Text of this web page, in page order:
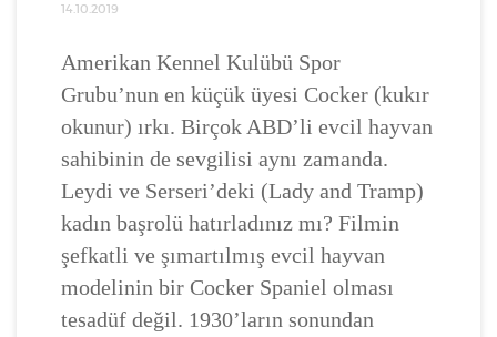
14.10.2019
Amerikan Kennel Kulübü Spor
Grubu’nun en küçük üyesi Cocker (kukır
okunur) ırkı. Birçok ABD’li evcil hayvan
sahibinin de sevgilisi aynı zamanda.
Leydi ve Serseri’deki (Lady and Tramp)
kadın başrolü hatırladınız mı? Filmin
şefkatli ve şımartılmış evcil hayvan
modelinin bir Cocker Spaniel olması
tesadüf değil. 1930’ların sonundan